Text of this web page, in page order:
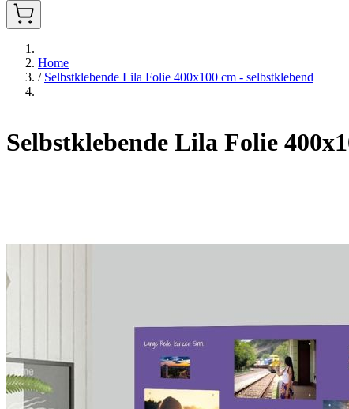
Home
/ Selbstklebende Lila Folie 400x100 cm - selbstklebend
Selbstklebende Lila Folie